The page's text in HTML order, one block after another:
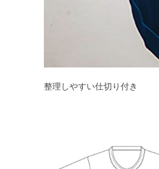
整理しやすい仕切り付き